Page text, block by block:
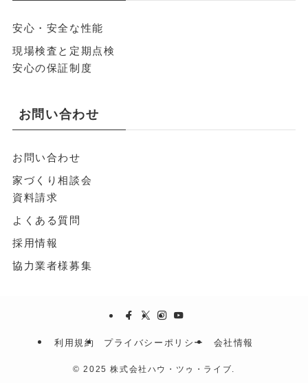
安心・安全な性能
現場検査と定期点検
安心の保証制度
お問い合わせ
お問い合わせ
家づくり相談会
資料請求
よくある質問
採用情報
協力業者様募集
利用規約 プライバシーポリシー 会社情報
© 2025 株式会社ハウ・ツゥ・ライブ.